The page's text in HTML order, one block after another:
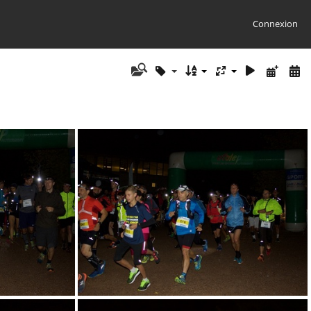
Connexion